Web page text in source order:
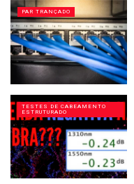
PAR TRANÇADO
TESTES DE CABEAMENTO
ESTRUTURADO